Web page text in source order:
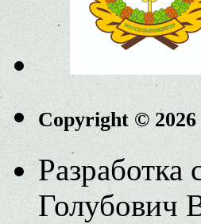
Copyright ©
Разработка
Голубович